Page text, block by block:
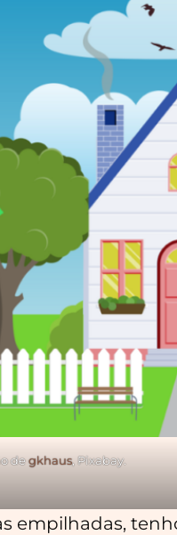
degkhaus, Pixabay.
empilhadas,